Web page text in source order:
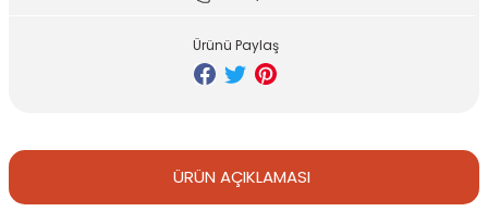
Ürünü Paylaş
ÜRÜN AÇIKLAMASI